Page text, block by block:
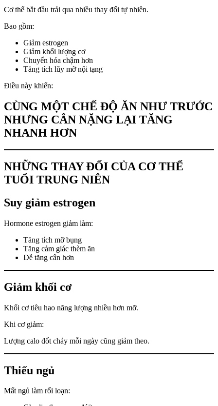
Cơ thể bắt đầu trải qua nhiều thay đổi tự nhiên.
Bao gồm:
Giảm estrogen
Giảm khối lượng cơ
Chuyển hóa chậm hơn
Tăng tích lũy mỡ nội tạng
Điều này khiến:
CÙNG MỘT CHẾ ĐỘ ĂN NHƯ TRƯỚC
NHƯNG CÂN NẶNG LẠI TĂNG
NHANH HƠN
NHỮNG THAY ĐỔI CỦA CƠ THỂ
TUỔI TRUNG NIÊN
Suy giảm estrogen
Hormone estrogen giảm làm:
Tăng tích mỡ bụng
Tăng cảm giác thèm ăn
Dễ tăng cân hơn
Giảm khối cơ
Khối cơ tiêu hao năng lượng nhiều hơn mỡ.
Khi cơ giảm:
Lượng calo đốt cháy mỗi ngày cũng giảm theo.
Thiếu ngủ
Mất ngủ làm rối loạn: